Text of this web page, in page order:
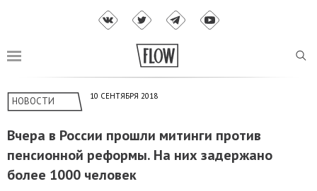
НОВОСТИ 10 СЕНТЯБРЯ 2018
Вчера в России прошли митинги против
пенсионной реформы. На них задержано
более 1000 человек